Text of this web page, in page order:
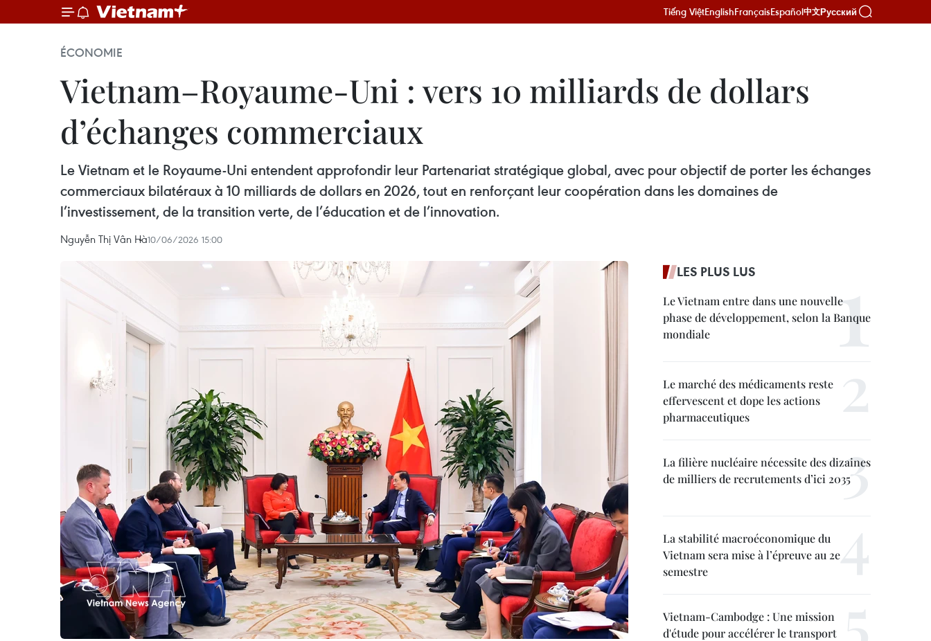
Tiếng ViệtEnglishFrançaisEspañol中文Русский
ÉCONOMIE
Vietnam–Royaume-Uni : vers 10 milliards de dollars
d’échanges commerciaux
Le Vietnam et le Royaume-Uni entendent approfondir leur Partenariat stratégique global, avec pour objectif de porter les échanges
commerciaux bilatéraux à 10 milliards de dollars en 2026, tout en renforçant leur coopération dans les domaines de
l’investissement, de la transition verte, de l’éducation et de l’innovation.
Nguyễn Thị Vân Hà10/06/2026 15:00
LES PLUS LUS
Le Vietnam entre dans une nouvelle
phase de développement, selon la Banque
mondiale
Le marché des médicaments reste
effervescent et dope les actions
pharmaceutiques
La filière nucléaire nécessite des dizaines
de milliers de recrutements d’ici 2035
La stabilité macroéconomique du
Vietnam sera mise à l’épreuve au 2e
semestre
Vietnam-Cambodge : Une mission
d'étude pour accélérer le transport